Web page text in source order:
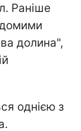
Раніше
долина",
однією з